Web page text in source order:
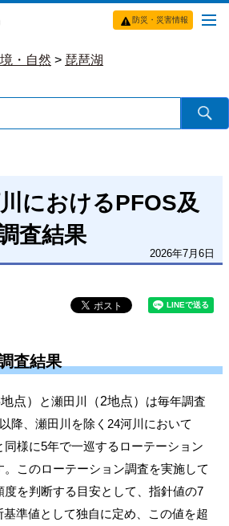
防災・災害情報
・自然 > 琵琶湖
におけるPFOS及
査結果
2026年7月6日
査結果
地点） と瀬田川 （2地点） は毎年調査
降、瀬田川を除く24河川において
同様に5年で一巡するローテーション
このローテーション調査を実施して
度を判断する目安として、指針値の7
準値として独自に定め、この値を超